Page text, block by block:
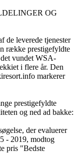
OG
​​de leverede tjenester
række prestigefyldte
vundet WSA-
i flere år. Den
markerer
prestigefyldte
og ned ad bakke:
der evaluerer
- 2019, modtog
pris "Bedste